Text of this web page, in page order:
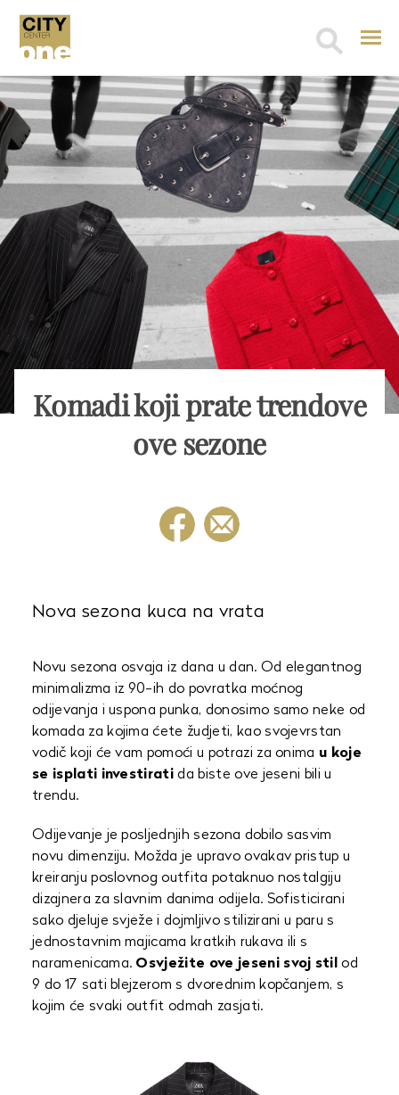
Search
Komadi koji prate trendove
ove sezone
Nova sezona kuca na vrata
Novu sezona osvaja iz dana u dan. Od elegantnog
minimalizma iz 90-ih do povratka moćnog
odijevanja i uspona punka, donosimo samo neke od
komada za kojima ćete žudjeti, kao svojevrstan
vodič koji će vam pomoći u potrazi za onima u koje
se isplati investirati da biste ove jeseni bili u
trendu.
Odijevanje je posljednjih sezona dobilo sasvim
novu dimenziju. Možda je upravo ovakav pristup u
kreiranju poslovnog outfita potaknuo nostalgiju
dizajnera za slavnim danima odijela. Sofisticirani
sako djeluje svježe i dojmljivo stilizirani u paru s
jednostavnim majicama kratkih rukava ili s
naramenicama. Osvježite ove jeseni svoj stil od
9 do 17 sati blejzerom s dvorednim kopčanjem, s
kojim će svaki outfit odmah zasjati.